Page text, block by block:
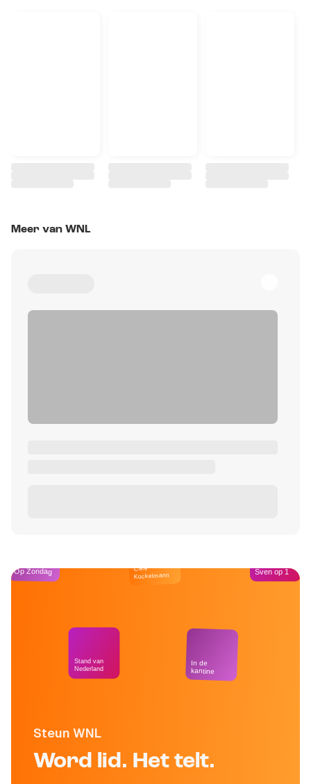
Meer van WNL
Steun WNL
Word lid. Het telt.
Op Zondag
Stand van
Nederland
Café
Kockelmann
In de
kantine
Sven op 1